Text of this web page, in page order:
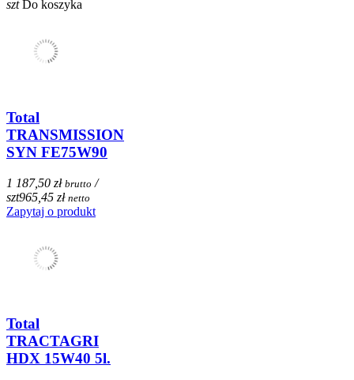
szt Do koszyka
Total
TRANSMISSION
SYN FE75W90
1 187,50 zł brutto /
szt965,45 zł netto
Zapytaj o produkt
Total
TRACTAGRI
HDX 15W40 5l.